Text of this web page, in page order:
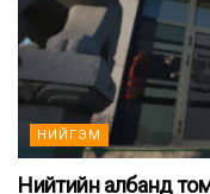
НИЙГЭМ
Нийтийн албанд